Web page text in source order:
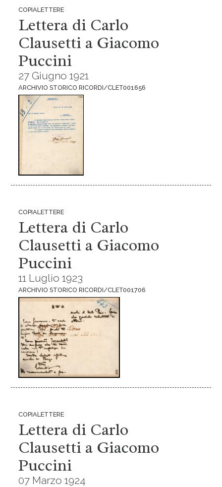
COPIALETTERE
Lettera di Carlo
Clausetti a Giacomo
Puccini
27 Giugno 1921
ARCHIVIO STORICO RICORDI/CLET001656
COPIALETTERE
Lettera di Carlo
Clausetti a Giacomo
Puccini
11 Luglio 1923
ARCHIVIO STORICO RICORDI/CLET001706
COPIALETTERE
Lettera di Carlo
Clausetti a Giacomo
Puccini
07 Marzo 1924